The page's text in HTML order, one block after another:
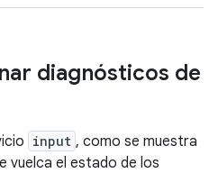
diagnósticos de
input , como se muestra
vuelca el estado de los